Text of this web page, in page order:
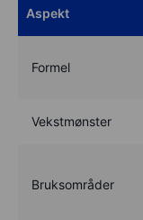
Aspekt
Formel
Vekstmønster
Bruksområder